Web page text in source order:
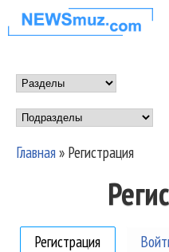
Перейти
НОВОСТИ
МУЗЫКИ И
ШОУ БИЗНЕСА
NEWSMUZ.COM
Main menu
Подразделы
Главная» Регистрация
Регистрация (активная